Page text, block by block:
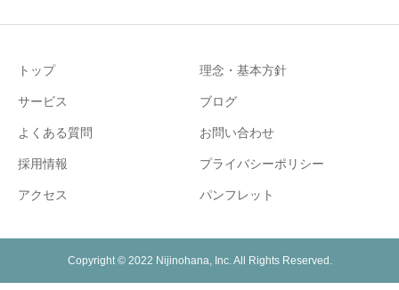
トップ 理念・基本方針
サービス ブログ
よくある質問 お問い合わせ
採用情報 プライバシーポリシー
アクセス パンフレット
Copyright © 2022 Nijinohana, Inc. All Rights Reserved.